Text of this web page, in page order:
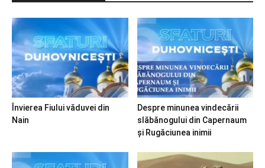
Învierea Fiului văduvei din
Nain
Despre minunea vindecării
slăbănogului din Capernaum
și Rugăciunea inimii